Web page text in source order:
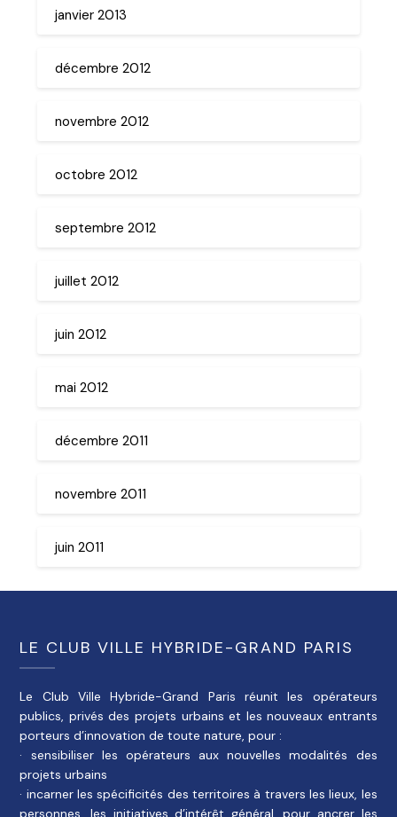
janvier 2013
décembre 2012
novembre 2012
octobre 2012
septembre 2012
juillet 2012
juin 2012
mai 2012
décembre 2011
novembre 2011
juin 2011
LE CLUB VILLE HYBRIDE-GRAND PARIS
Le Club Ville Hybride-Grand Paris réunit les opérateurs
publics, privés des projets urbains et les nouveaux entrants
porteurs d’innovation de toute nature, pour :
· sensibiliser les opérateurs aux nouvelles modalités des
projets urbains
· incarner les spécificités des territoires à travers les lieux, les
personnes, les initiatives d’intérêt général, pour ancrer les